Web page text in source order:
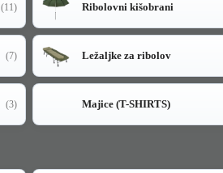
(11) Ribolovni kišobrani
(7) Ležaljke za ribolov
(3) Majice (T-SHIRTS)